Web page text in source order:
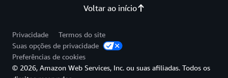
Voltar ao início
Privacidade
Termos do site
Suas opções de privacidade
Preferências de cookies
© 2026, Amazon Web Services, Inc. ou suas afiliadas. Todos os